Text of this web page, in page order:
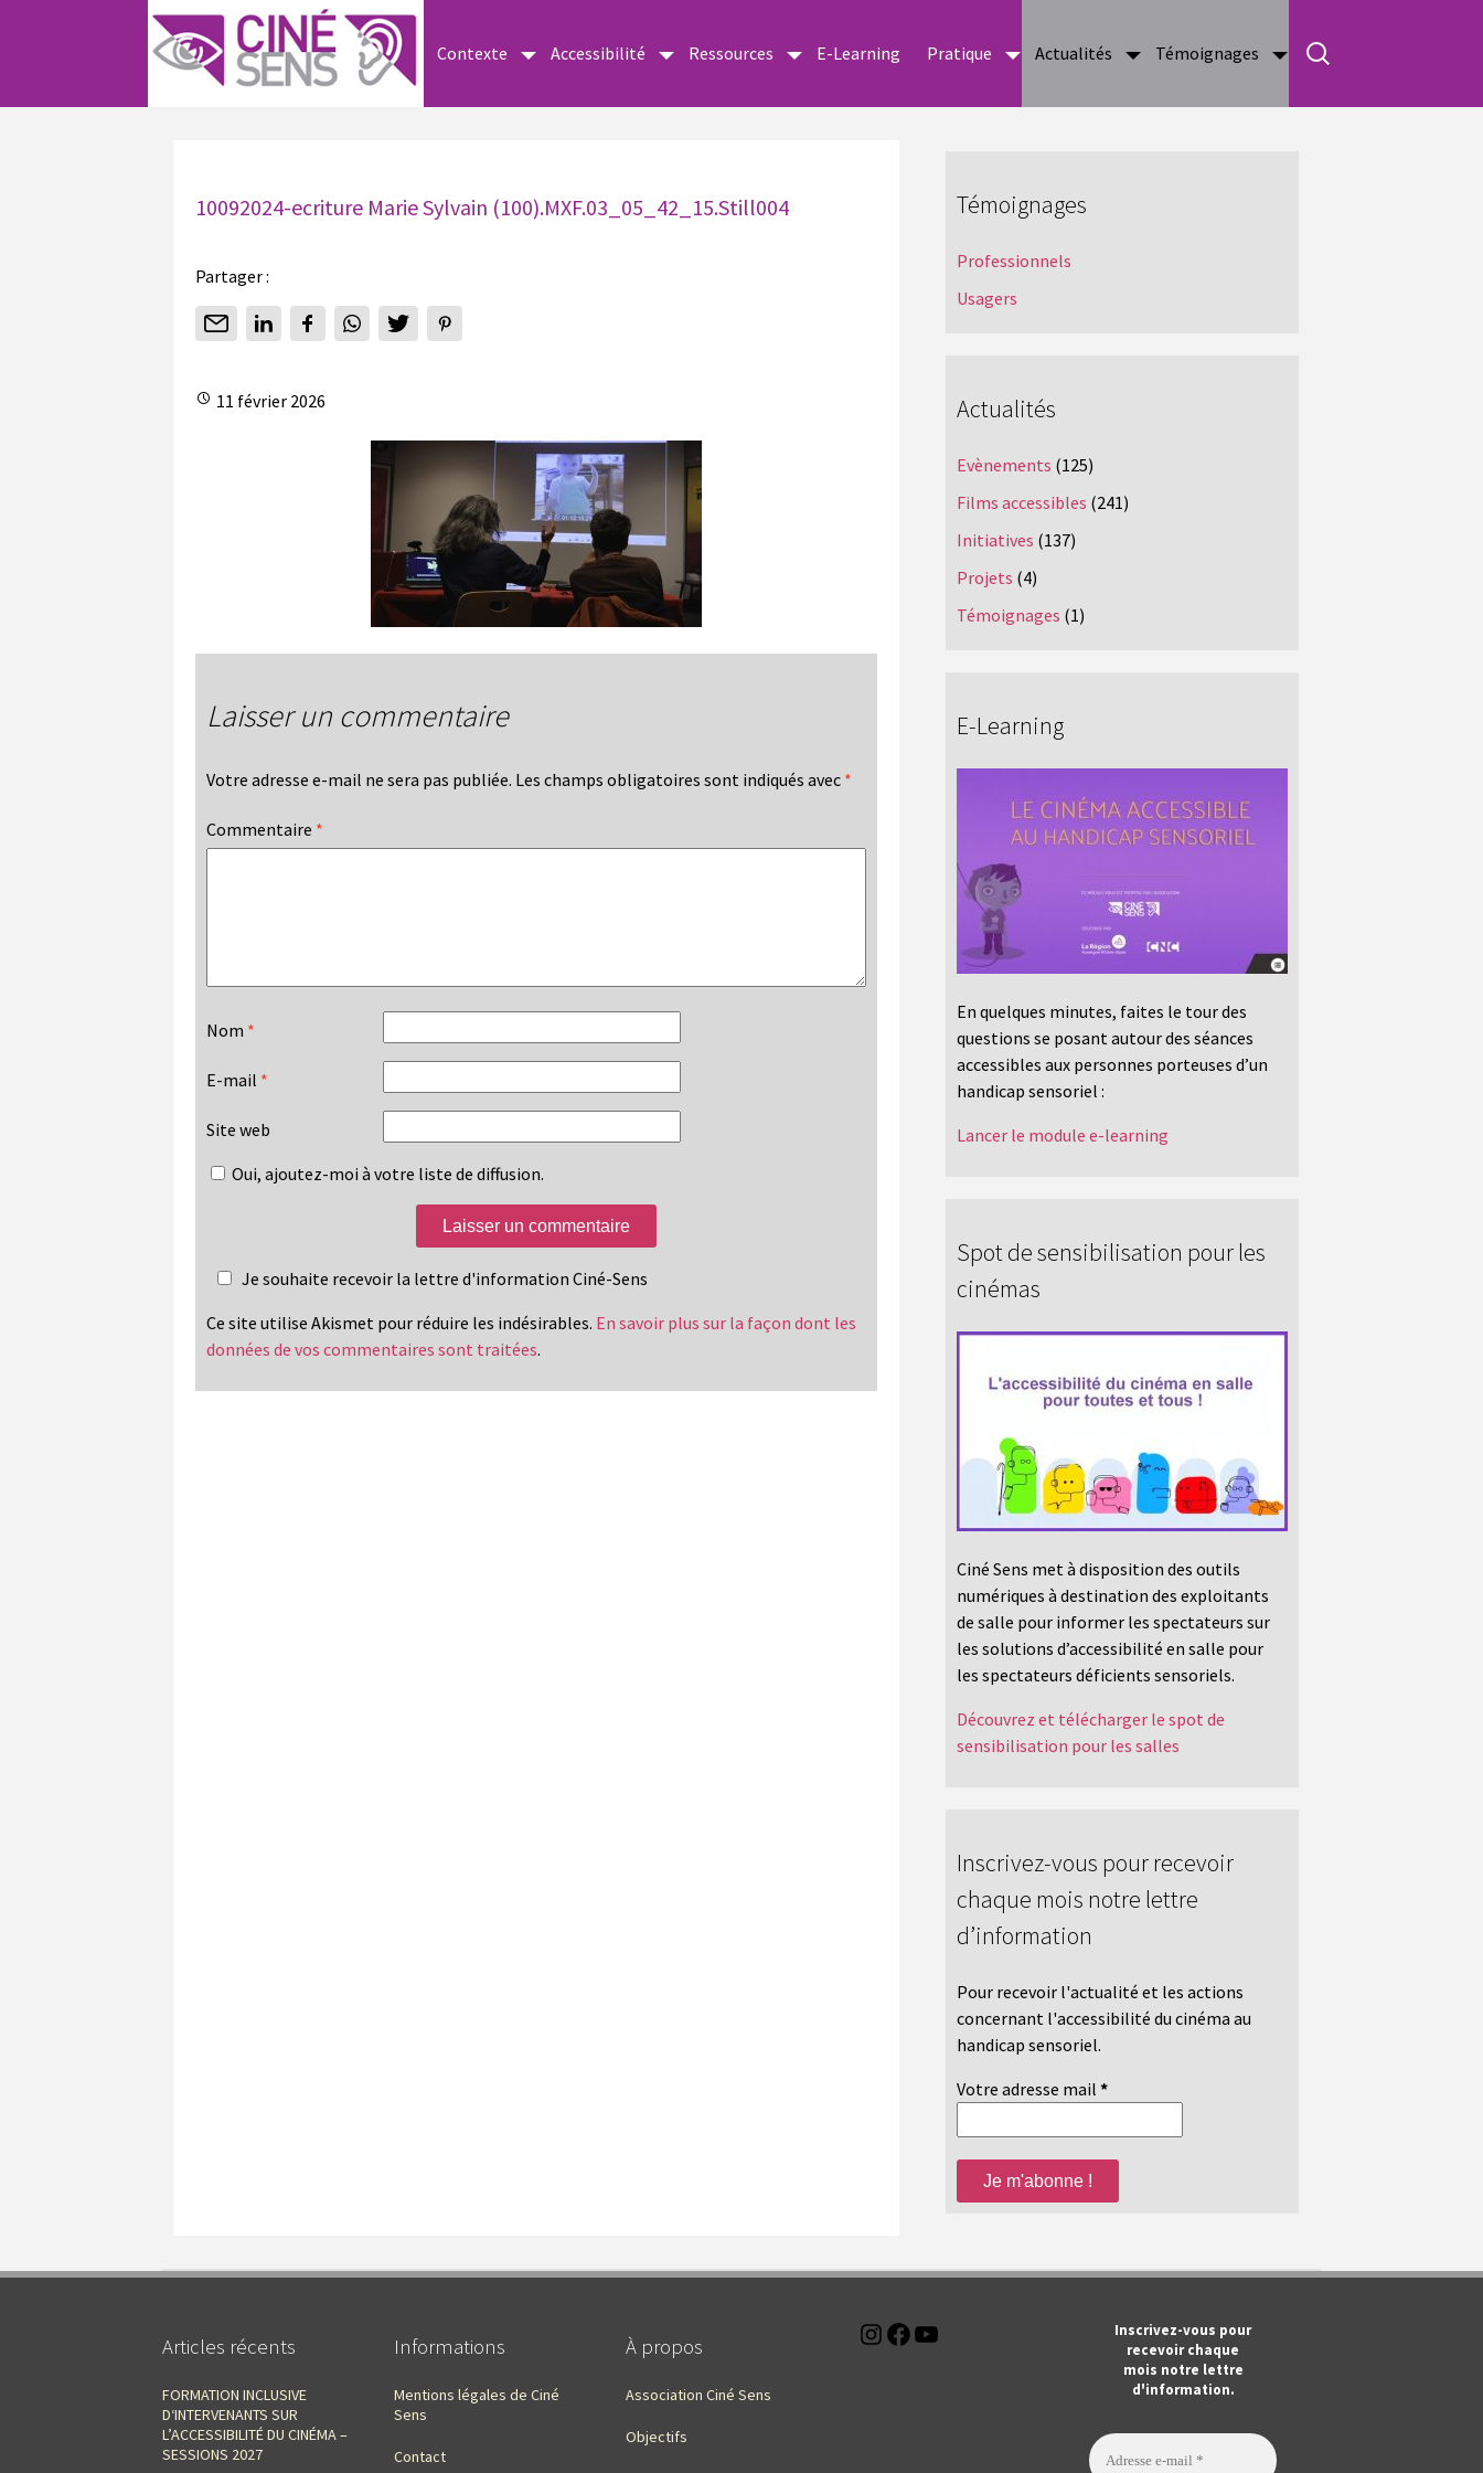
Contexte Accessibilité Ressources E-Learning Pratique Actualités Témoignages
10092024-ecriture Marie Sylvain (100).MXF.03_05_42_15.Still004
Partager :
11 février 2026
Laisser un commentaire
Votre adresse e-mail ne sera pas publiée. Les champs obligatoires sont indiqués avec *
Commentaire *
Nom *
E-mail *
Site web
Oui, ajoutez-moi à votre liste de diffusion.
Je souhaite recevoir la lettre d'information Ciné-Sens
Ce site utilise Akismet pour réduire les indésirables. En savoir plus sur la façon dont les
données de vos commentaires sont traitées.
Témoignages
Professionnels
Usagers
Actualités
Evènements (125)
Films accessibles (241)
Initiatives (137)
Projets (4)
Témoignages (1)
E-Learning
En quelques minutes, faites le tour des
questions se posant autour des séances
accessibles aux personnes porteuses d’un
handicap sensoriel :
Lancer le module e-learning
Spot de sensibilisation pour les
cinémas
Ciné Sens met à disposition des outils
numériques à destination des exploitants
de salle pour informer les spectateurs sur
les solutions d’accessibilité en salle pour
les spectateurs déficients sensoriels.
Découvrez et télécharger le spot de
sensibilisation pour les salles
Inscrivez-vous pour recevoir
chaque mois notre lettre
d’information
Pour recevoir l'actualité et les actions
concernant l'accessibilité du cinéma au
handicap sensoriel.
Votre adresse mail *
Articles récents
FORMATION INCLUSIVE
D‘INTERVENANTS SUR
L’ACCESSIBILITÉ DU CINÉMA –
SESSIONS 2027
Informations
Mentions légales de Ciné
Sens
Contact
À propos
Association Ciné Sens
Objectifs
Instagram
Facebook
Inscrivez-vous pour
recevoir chaque
mois notre lettre
d'information.